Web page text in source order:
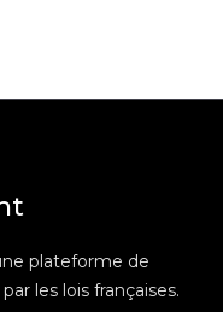
plateforme de
les lois françaises.